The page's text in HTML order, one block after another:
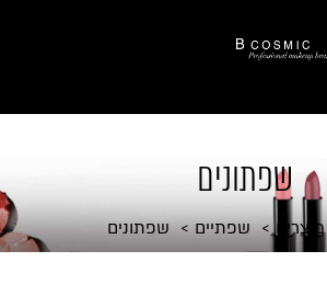
שפתונים
מוצרים שפתיים שפתונים